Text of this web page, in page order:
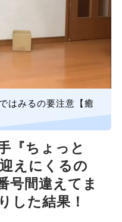
はみるの要注意【癒
『ちょっと
えにくるの
号間違えてま
した結果！